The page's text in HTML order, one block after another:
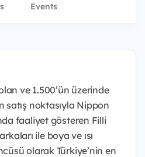
Events
ve 1.500’ün üzerinde
satış noktasıyla Nippon
faaliyet gösteren Filli
ile boya ve ısı
olarak Türkiye’nin en